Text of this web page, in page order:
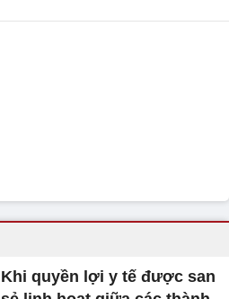
Khi quyền lợi y tế được san